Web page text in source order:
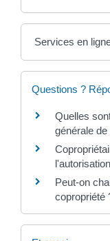
Services en
Questions ?
Quelles
générale
Peut-on
copropriété